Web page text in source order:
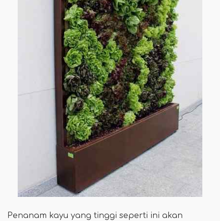
Penanam kayu yang tinggi seperti ini akan